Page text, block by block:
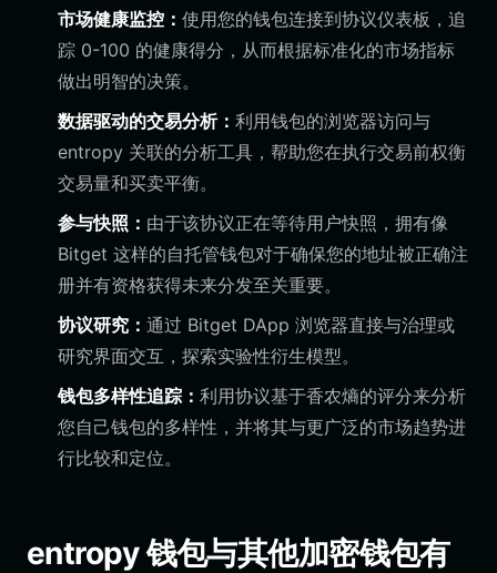
市场健康监控： 使用您的钱包连接到协议仪表板，追
踪 0-100 的健康得分，从而根据标准化的市场指标
做出明智的决策。
数据驱动的交易分析： 利用钱包的浏览器访问与
entropy 关联的分析工具，帮助您在执行交易前权衡
交易量和买卖平衡。
参与快照： 由于该协议正在等待用户快照，拥有像
Bitget 这样的自托管钱包对于确保您的地址被正确注
册并有资格获得未来分发至关重要。
协议研究： 通过 Bitget DApp 浏览器直接与治理或
研究界面交互，探索实验性衍生模型。
钱包多样性追踪： 利用协议基于香农熵的评分来分析
您自己钱包的多样性，并将其与更广泛的市场趋势进
行比较和定位。
entropy 钱包与其他加密钱包有